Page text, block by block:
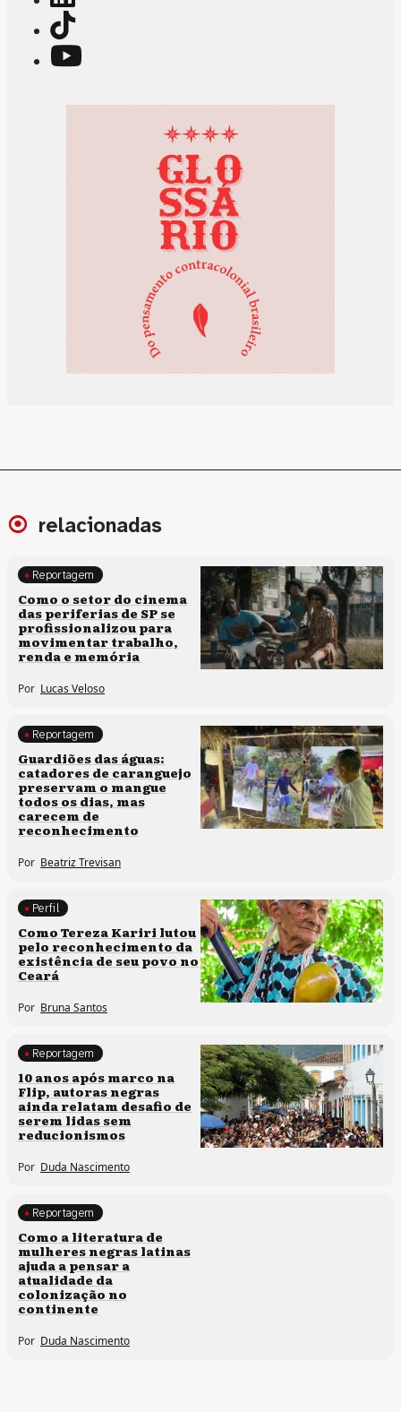
relacionadas
Políticas culturais
Reportagem
Como o setor do cinema
das periferias de SP se
profissionalizou para
movimentar trabalho,
renda e memória
Por Lucas Veloso
Clima e cultura
Reportagem
Guardiões das águas:
catadores de caranguejo
preservam o mangue
todos os dias, mas
carecem de
reconhecimento
Por Beatriz Trevisan
Comunidades tradicionais
Perfil
Como Tereza Kariri lutou
pelo reconhecimento da
existência de seu povo no
Ceará
Por Bruna Santos
Processos artísticos
Reportagem
10 anos após marco na
Flip, autoras negras
ainda relatam desafio de
serem lidas sem
reducionismos
Por Duda Nascimento
Direitos humanos
Reportagem
Como a literatura de
mulheres negras latinas
ajuda a pensar a
atualidade da
colonização no
continente
Por Duda Nascimento